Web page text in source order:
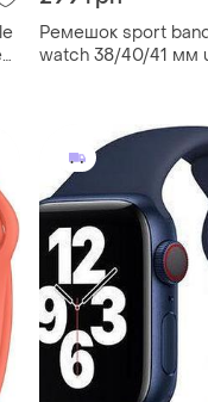
Ремешок sport
watch 38/40/41 мм